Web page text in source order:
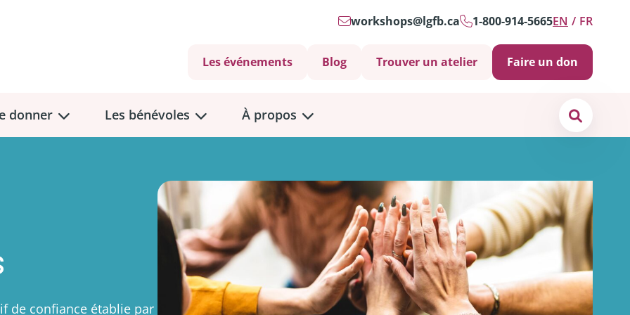
workshops@lgfb.ca 1-800-914-5665EN FR
Les événements Blog Trouver un atelier Faire un don
donner Les bénévoles À propos
de confiance établie par